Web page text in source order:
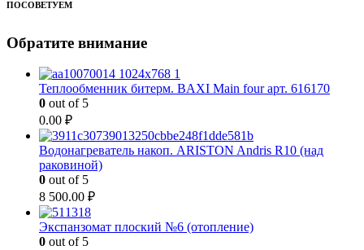
ПОСОВЕТУЕМ
Обратите внимание
Теплообменник битерм. BAXI Main four арт. 616170
0 out of 5
0.00 ₽
Водонагреватель накоп. ARISTON Andris R10 (над
раковиной)
0 out of 5
8 500.00 ₽
Экспанзомат плоский №6 (отопление)
0 out of 5